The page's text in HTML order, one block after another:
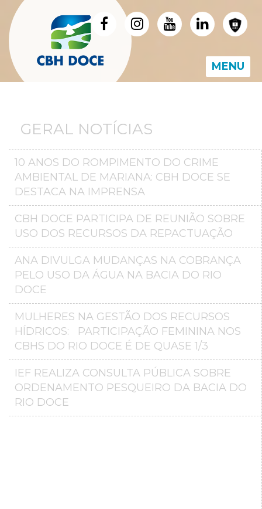
MENU
GERAL NOTÍCIAS
10 ANOS DO ROMPIMENTO DO CRIME
AMBIENTAL DE MARIANA: CBH DOCE SE
DESTACA NA IMPRENSA
CBH DOCE PARTICIPA DE REUNIÃO SOBRE
USO DOS RECURSOS DA REPACTUAÇÃO
ANA DIVULGA MUDANÇAS NA COBRANÇA
PELO USO DA ÁGUA NA BACIA DO RIO
DOCE
MULHERES NA GESTÃO DOS RECURSOS
HÍDRICOS: PARTICIPAÇÃO FEMININA NOS
CBHS DO RIO DOCE É DE QUASE 1/3
IEF REALIZA CONSULTA PÚBLICA SOBRE
ORDENAMENTO PESQUEIRO DA BACIA DO
RIO DOCE